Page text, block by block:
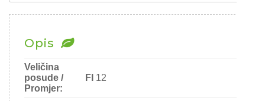
Chili
Opis
Veličina
posude /
Promjer:
FI 12